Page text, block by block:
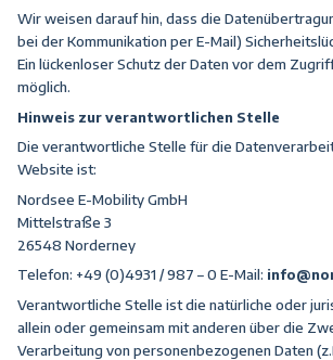
Wir weisen darauf hin, dass die
bei der Kommunikation per E-Mail)
Ein lückenloser Schutz der Daten vor dem
möglich.
Hinweis zur verantwortlichen Stelle
Die verantwortliche Stelle für die
Website ist:
Nordsee E-Mobility GmbH
Mittelstraße 3
26548 Norderney
Telefon: +49 (0)4931 / 987 – 0 E-Mail:
Verantwortliche Stelle ist die natürliche oder
allein oder gemeinsam mit anderen über die
Verarbeitung von personenbezogenen Daten